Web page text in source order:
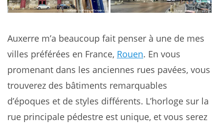
Auxerre m’a beaucoup fait penser à une de mes
villes préférées en France, Rouen. En vous
promenant dans les anciennes rues pavées, vous
trouverez des bâtiments remarquables
d’époques et de styles différents. L’horloge sur la
rue principale pédestre est unique, et vous serez